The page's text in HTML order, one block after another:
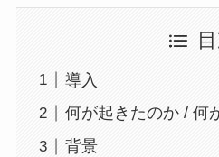
導入
何が起きたのか / 何
背景